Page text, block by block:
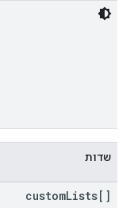
שדות
customLists[]